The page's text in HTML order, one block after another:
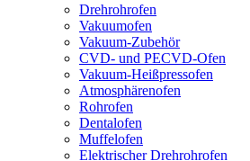
Drehrohrofen
Vakuumofen
Vakuum-Zubehör
CVD- und PECVD-Ofen
Vakuum-Heißpressofen
Atmosphärenofen
Rohrofen
Dentalofen
Muffelofen
Elektrischer Drehrohrofen